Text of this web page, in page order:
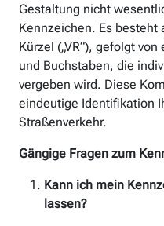
Gestaltung nicht
Kennzeichen. Es
Kürzel („VR“), gefolgt
und Buchstaben, die
vergeben wird. Diese
eindeutige Identifikation
Straßenverkehr.
Gängige Fragen zum
Kann ich mein
lassen?